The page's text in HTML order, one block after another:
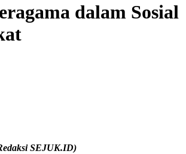
dalam Sosial
SEJUK.ID)